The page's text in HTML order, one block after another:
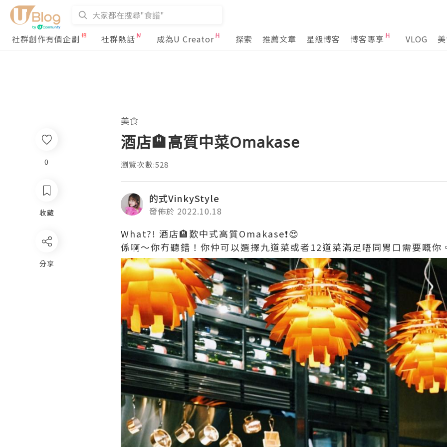
社群創作有價企劃 社群熱話 成為U Creator 探索 推薦文章 星級博客 博客專享 VLOG
0
收藏
分享
美食
酒店🏨高質中菜Omakase
瀏覽次數:528
的式VinkyStyle
發佈於 2022.10.18
What?! 酒店🏨歎中式高質Omakase❗😍
係啊～你冇聽錯！你仲可以選擇九道菜或者12道菜滿足唔同胃口需要嘅